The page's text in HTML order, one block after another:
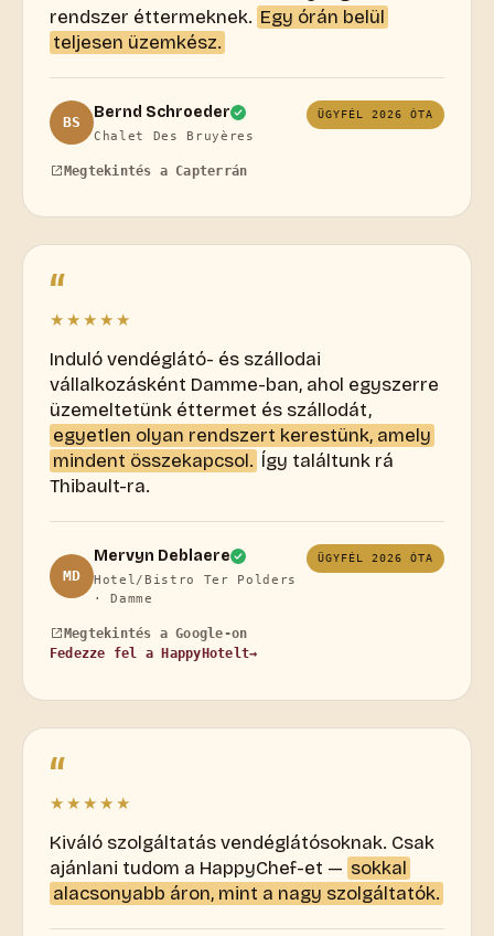
rendszer éttermeknek. Egy órán belül
teljesen üzemkész.
BS
Bernd Schroeder
Chalet Des Bruyères
ÜGYFÉL 2026 ÓTA
Megtekintés a Capterrán
“
★★★★★
Induló vendéglátó- és szállodai
vállalkozásként Damme-ban, ahol egyszerre
üzemeltetünk éttermet és szállodát,
egyetlen olyan rendszert kerestünk, amely
mindent összekapcsol. Így találtunk rá
Thibault-ra.
MD
Mervyn Deblaere
Hotel/Bistro Ter Polders
· Damme
ÜGYFÉL 2026 ÓTA
Megtekintés a Google-on
Fedezze fel a HappyHotelt→
“
★★★★★
Kiváló szolgáltatás vendéglátósoknak. Csak
ajánlani tudom a HappyChef-et — sokkal
alacsonyabb áron, mint a nagy szolgáltatók.